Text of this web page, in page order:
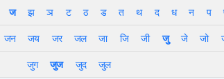
ज झ ञ ट ठ ड त थ द ध न प
जन जय जर जल जा जि जी जु जे जो
जुग
जुज जुद जुल